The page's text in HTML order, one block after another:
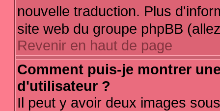
nouvelle traduction. Plus
site web du groupe phpBB
Revenir en haut de page
Comment puis-je montrer
d'utilisateur ?
Il peut y avoir deux images